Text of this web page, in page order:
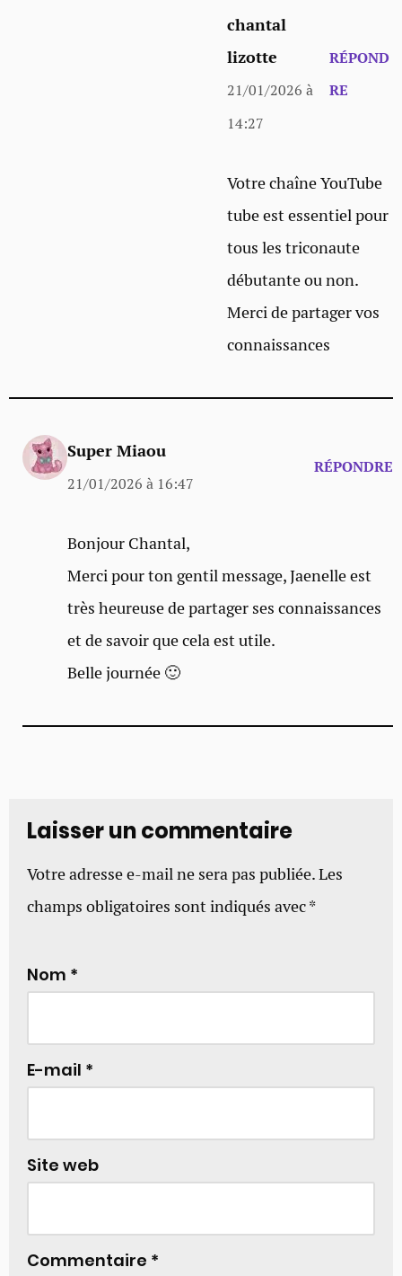
chantal
lizotte
21/01/2026 à
14:27
RÉPOND
RE
Votre chaîne YouTube
tube est essentiel pour
tous les triconaute
débutante ou non.
Merci de partager vos
connaissances
Super Miaou
21/01/2026 à 16:47
RÉPONDRE
Bonjour Chantal,
Merci pour ton gentil message, Jaenelle est
très heureuse de partager ses connaissances
et de savoir que cela est utile.
Belle journée 🙂
Laisser un commentaire
Votre adresse e-mail ne sera pas publiée.Les
champs obligatoires sont indiqués avec*
Nom *
E-mail *
Site web
Commentaire *